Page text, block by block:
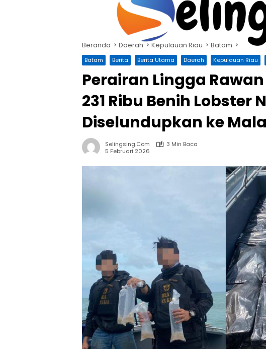
Beranda Daerah Kepulauan Riau Batam
Batam Berita Berita Utama Daerah Kepulauan Riau
Perairan Lingga
231 Ribu Benih Lobster
Diselundupkan ke
Selingsing.com
3 Min Baca
5 Februari 2026